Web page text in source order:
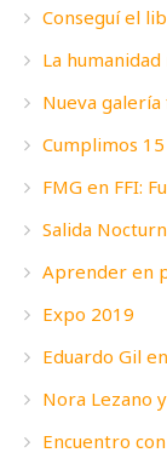
Conseguí el
La
Nueva
Cumplimos 15
FMG en FFI:
Salida
Aprender en
Expo 2019
Eduardo Gil
Nora Lezano
Encuentro